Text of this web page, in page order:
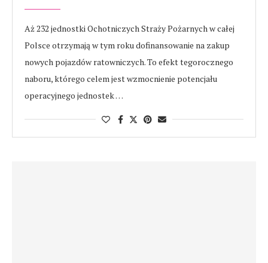
Aż 232 jednostki Ochotniczych Straży Pożarnych w całej
Polsce otrzymają w tym roku dofinansowanie na zakup
nowych pojazdów ratowniczych. To efekt tegorocznego
naboru, którego celem jest wzmocnienie potencjału
operacyjnego jednostek …